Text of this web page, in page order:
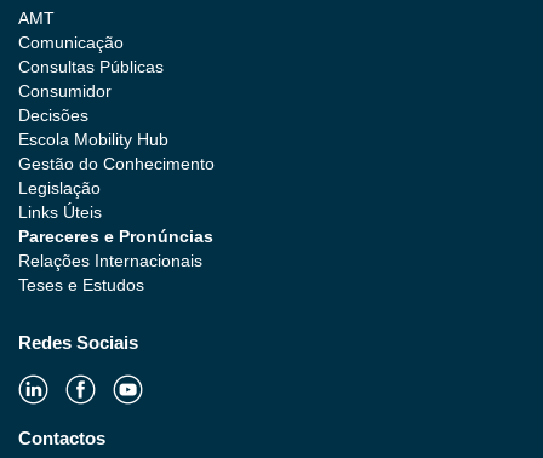
AMT
Comunicação
Consultas Públicas
Consumidor
Decisões
Escola Mobility Hub
Gestão do Conhecimento
Legislação
Links Úteis
Pareceres e Pronúncias
Relações Internacionais
Teses e Estudos
Redes Sociais
Contactos